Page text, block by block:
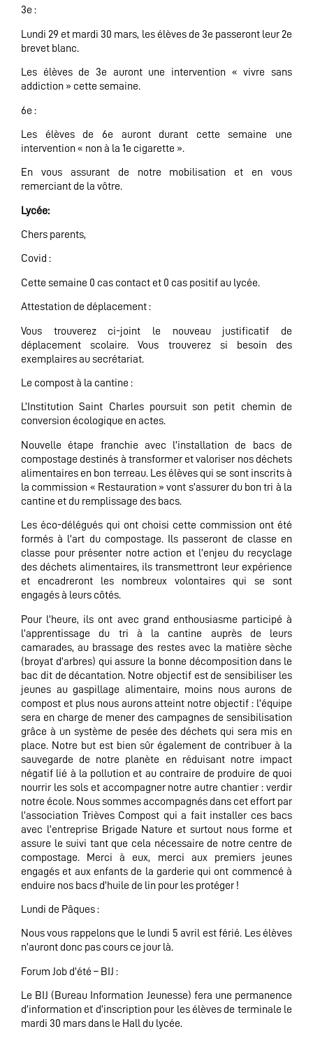
3e :
Lundi 29 et mardi 30 mars, les élèves de 3e passeront leur 2e
brevet blanc.
Les élèves de 3e auront une intervention « vivre sans
addiction » cette semaine.
6e :
Les élèves de 6e auront durant cette semaine une
intervention « non à la 1e cigarette ».
En vous assurant de notre mobilisation et en vous
remerciant de la vôtre.
Lycée:
Chers parents,
Covid :
Cette semaine 0 cas contact et 0 cas positif au lycée.
Attestation de déplacement :
Vous trouverez ci-joint le nouveau justificatif de
déplacement scolaire. Vous trouverez si besoin des
exemplaires au secrétariat.
Le compost à la cantine :
L’Institution Saint Charles poursuit son petit chemin de
conversion écologique en actes.
Nouvelle étape franchie avec l’installation de bacs de
compostage destinés à transformer et valoriser nos déchets
alimentaires en bon terreau. Les élèves qui se sont inscrits à
la commission « Restauration » vont s’assurer du bon tri à la
cantine et du remplissage des bacs.
Les éco-délégués qui ont choisi cette commission ont été
formés à l’art du compostage. Ils passeront de classe en
classe pour présenter notre action et l’enjeu du recyclage
des déchets alimentaires, ils transmettront leur expérience
et encadreront les nombreux volontaires qui se sont
engagés à leurs côtés.
Pour l’heure, ils ont avec grand enthousiasme participé à
l’apprentissage du tri à la cantine auprès de leurs
camarades, au brassage des restes avec la matière sèche
(broyat d’arbres) qui assure la bonne décomposition dans le
bac dit de décantation. Notre objectif est de sensibiliser les
jeunes au gaspillage alimentaire, moins nous aurons de
compost et plus nous aurons atteint notre objectif : l’équipe
sera en charge de mener des campagnes de sensibilisation
grâce à un système de pesée des déchets qui sera mis en
place. Notre but est bien sûr également de contribuer à la
sauvegarde de notre planète en réduisant notre impact
négatif lié à la pollution et au contraire de produire de quoi
nourrir les sols et accompagner notre autre chantier : verdir
notre école. Nous sommes accompagnés dans cet effort par
l’association Trièves Compost qui a fait installer ces bacs
avec l’entreprise Brigade Nature et surtout nous forme et
assure le suivi tant que cela nécessaire de notre centre de
compostage. Merci à eux, merci aux premiers jeunes
engagés et aux enfants de la garderie qui ont commencé à
enduire nos bacs d’huile de lin pour les protéger !
Lundi de Pâques :
Nous vous rappelons que le lundi 5 avril est férié. Les élèves
n’auront donc pas cours ce jour là.
Forum Job d’été – BIJ :
Le BIJ (Bureau Information Jeunesse) fera une permanence
d’information et d’inscription pour les élèves de terminale le
mardi 30 mars dans le Hall du lycée.